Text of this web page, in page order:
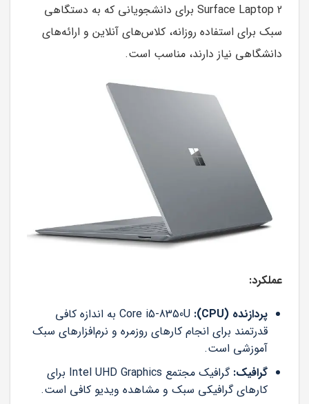
Surface Laptop 2 برای دانشجویانی که به دستگاهی
سبک برای استفاده روزانه، کلاس‌های آنلاین و ارائه‌های
دانشگاهی نیاز دارند، مناسب است.
عملکرد:
پردازنده (CPU):
Core i5-8350U به اندازه کافی
قدرتمند برای انجام کارهای روزمره و نرم‌افزارهای سبک
آموزشی است.
گرافیک:
گرافیک مجتمع Intel UHD Graphics برای
کارهای گرافیکی سبک و مشاهده ویدیو کافی است.